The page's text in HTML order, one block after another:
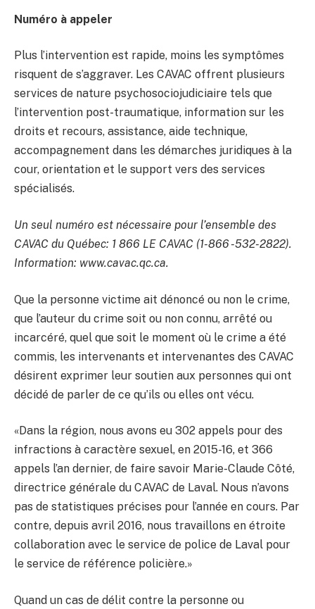
Numéro à appeler
Plus l’intervention est rapide, moins les symptômes
risquent de s’aggraver. Les CAVAC offrent plusieurs
services de nature psychosociojudiciaire tels que
l’intervention post-traumatique, information sur les
droits et recours, assistance, aide technique,
accompagnement dans les démarches juridiques à la
cour, orientation et le support vers des services
spécialisés.
Un seul numéro est nécessaire pour l’ensemble des
CAVAC du Québec: 1 866 LE CAVAC (1-866 -532-2822).
Information: www.cavac.qc.ca.
Que la personne victime ait dénoncé ou non le crime,
que l’auteur du crime soit ou non connu, arrêté ou
incarcéré, quel que soit le moment où le crime a été
commis, les intervenants et intervenantes des CAVAC
désirent exprimer leur soutien aux personnes qui ont
décidé de parler de ce qu’ils ou elles ont vécu.
«Dans la région, nous avons eu 302 appels pour des
infractions à caractère sexuel, en 2015-16, et 366
appels l’an dernier, de faire savoir Marie-Claude Côté,
directrice générale du CAVAC de Laval. Nous n’avons
pas de statistiques précises pour l’année en cours. Par
contre, depuis avril 2016, nous travaillons en étroite
collaboration avec le service de police de Laval pour
le service de référence policière.»
Quand un cas de délit contre la personne ou